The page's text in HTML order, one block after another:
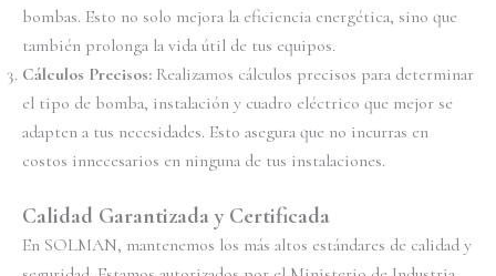
bombas. Esto no solo mejora la eficiencia energética, sino que
también prolonga la vida útil de tus equipos.
Cálculos Precisos: Realizamos cálculos precisos para determinar
el tipo de bomba, instalación y cuadro eléctrico que mejor se
adapten a tus necesidades. Esto asegura que no incurras en
costos innecesarios en ninguna de tus instalaciones.
Calidad Garantizada y Certificada
En SOLMAN, mantenemos los más altos estándares de calidad y